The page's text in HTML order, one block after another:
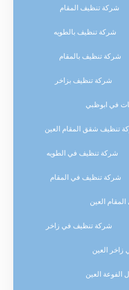
شركة تنظيف المقام
شركة تنظيف بالطويه
شركة تنظيف بالمقام
شركة تنظيف بزاخر
في ابوظبي
تنظيف شقق المقام العين
شركة تنظيف في الطويه
شركة تنظيف في المقام
العين
شركة تنظيف في زاخر
العين
العين